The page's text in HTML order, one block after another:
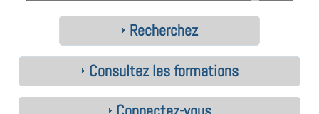
Recherchez
Consultez les formations